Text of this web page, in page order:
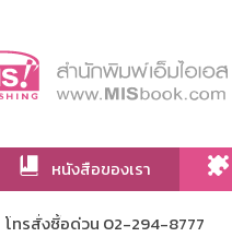
หนังสือของเรา
เกี่ยวกับเรา
โทรสั่งซื้อด่วน 02-294-8777